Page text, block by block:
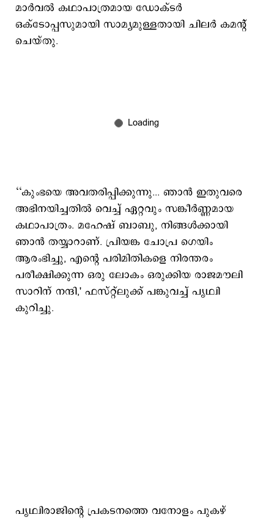
മാർവൽ കഥാപാത്രമായ ഡോക്ടർ
ഒക്ടോപ്പസുമായി സാമ്യമുള്ളതായി ചിലര്‍ കമന്‍റ്
ചെയ്​തു.
‘‘കുംഭയെ അവതരിപ്പിക്കുന്നു... ഞാൻ ഇതുവരെ
അഭിനയിച്ചതിൽ വെച്ച് ഏറ്റവും സങ്കീർണ്ണമായ
കഥാപാത്രം. മഹേഷ് ബാബു, നിങ്ങൾക്കായി
ഞാൻ തയ്യാറാണ്. പ്രിയങ്ക ചോപ്ര ഗെയിം
ആരംഭിച്ചു, എന്റെ പരിമിതികളെ നിരന്തരം
പരീക്ഷിക്കുന്ന ഒരു ലോകം ഒരുക്കിയ രാജമൗലി
സാറിന് നന്ദി,' ഫസ്റ്റ്ലുക്ക് പങ്കുവച്ച് പൃഥ്വി
കുറിച്ചു.
പൃഥ്വിരാജിന്‍റെ പ്രകടനത്തെ വനോളം പുകഴ്​